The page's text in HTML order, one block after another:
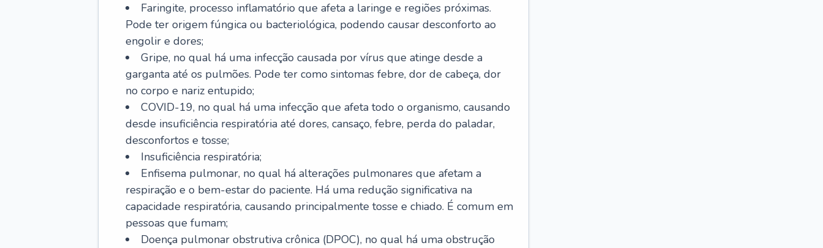
Faringite, processo inflamatório que afeta a laringe e regiões próximas.
Pode ter origem fúngica ou bacteriológica, podendo causar desconforto ao
engolir e dores;
Gripe, no qual há uma infecção causada por vírus que atinge desde a
garganta até os pulmões. Pode ter como sintomas febre, dor de cabeça, dor
no corpo e nariz entupido;
COVID-19, no qual há uma infecção que afeta todo o organismo, causando
desde insuficiência respiratória até dores, cansaço, febre, perda do paladar,
desconfortos e tosse;
Insuficiência respiratória;
Enfisema pulmonar, no qual há alterações pulmonares que afetam a
respiração e o bem-estar do paciente. Há uma redução significativa na
capacidade respiratória, causando principalmente tosse e chiado. É comum em
pessoas que fumam;
Doença pulmonar obstrutiva crônica (DPOC), no qual há uma obstrução